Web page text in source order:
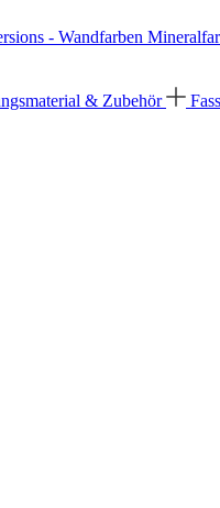
- Wandfarben
& Zubehör